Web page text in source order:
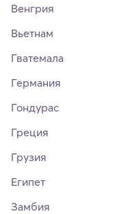
Венгрия
Вьетнам
Гватемала
Германия
Гондурас
Греция
Грузия
Египет
Замбия